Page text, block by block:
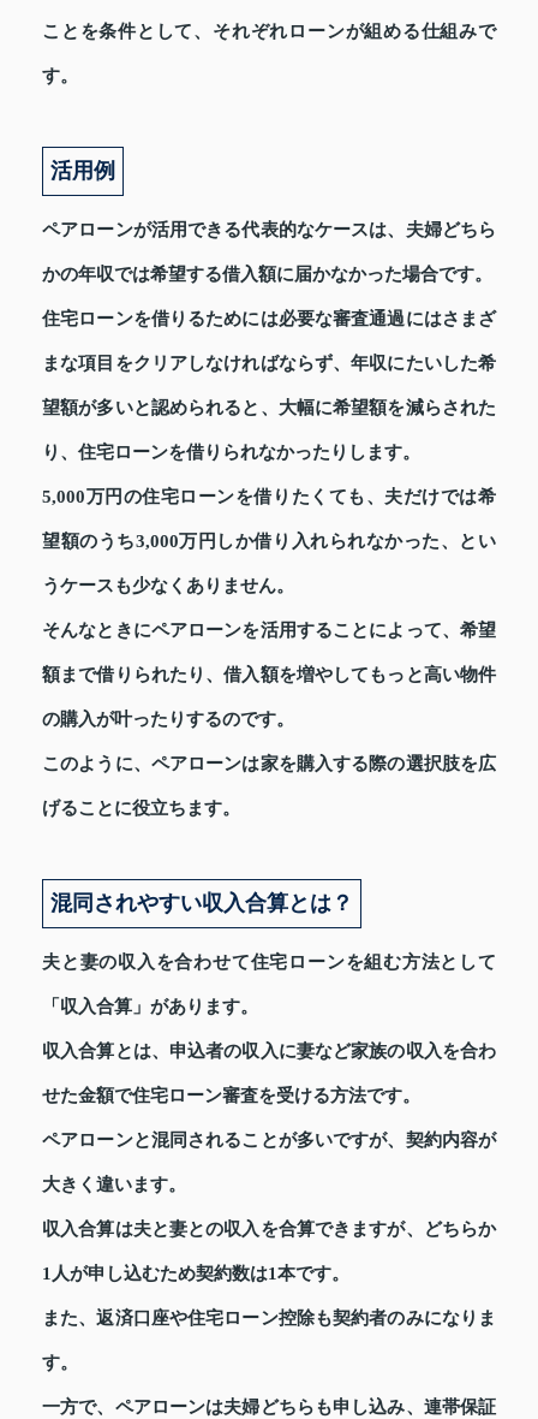
ことを条件として、それぞれローンが組める仕組みで
す。
活用例
ペアローンが活用できる代表的なケースは、夫婦どちら
かの年収では希望する借入額に届かなかった場合です。
住宅ローンを借りるためには必要な審査通過にはさまざ
まな項目をクリアしなければならず、年収にたいした希
望額が多いと認められると、大幅に希望額を減らされた
り、住宅ローンを借りられなかったりします。
5,000万円の住宅ローンを借りたくても、夫だけでは希
望額のうち3,000万円しか借り入れられなかった、とい
うケースも少なくありません。
そんなときにペアローンを活用することによって、希望
額まで借りられたり、借入額を増やしてもっと高い物件
の購入が叶ったりするのです。
このように、ペアローンは家を購入する際の選択肢を広
げることに役立ちます。
混同されやすい収入合算とは？
夫と妻の収入を合わせて住宅ローンを組む方法として
「収入合算」があります。
収入合算とは、申込者の収入に妻など家族の収入を合わ
せた金額で住宅ローン審査を受ける方法です。
ペアローンと混同されることが多いですが、契約内容が
大きく違います。
収入合算は夫と妻との収入を合算できますが、どちらか
1人が申し込むため契約数は1本です。
また、返済口座や住宅ローン控除も契約者のみになりま
す。
一方で、ペアローンは夫婦どちらも申し込み、連帯保証